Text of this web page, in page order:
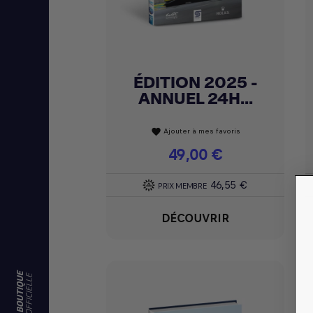
Achat express
ÉDITION 2025 -
ANNUEL 24H...
favorite Ajouter à mes favoris
Prix
49,00 €
PRIX MEMBRE 46,55 €
DÉCOUVRIR